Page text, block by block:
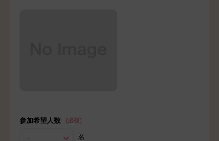
参加希望人数 [必須]
名